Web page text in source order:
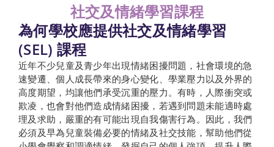
社交及情緒學習課程
為何學校應提供社交及情緒學習
(SEL) 課程
近年不少兒童及青少年出現情緒困擾問題，社會環境的急
速變遷、個人成長帶來的身心變化、學業壓力以及外界的
高度期望，均讓他們承受沉重的壓力。有時，人際衝突或
欺凌，也會對他們造成情緒困擾，若遇到問題未能適時處
理及求助，嚴重的有可能出現自我傷害行為。因此，我們
必須及早為兒童裝備必要的情緒及社交技能，幫助他們從